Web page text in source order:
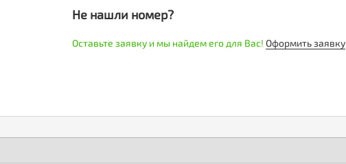
Не нашли номер?
Оставьте заявку и мы найдем его для Вас! Оформить заявку